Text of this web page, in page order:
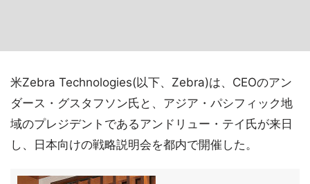
米Zebra Technologies(以下、Zebra)は、CEOのアン
ダース・グスタフソン氏と、アジア・パシフィック地
域のプレジデントであるアンドリュー・テイ氏が来日
し、日本向けの戦略説明会を都内で開催した。